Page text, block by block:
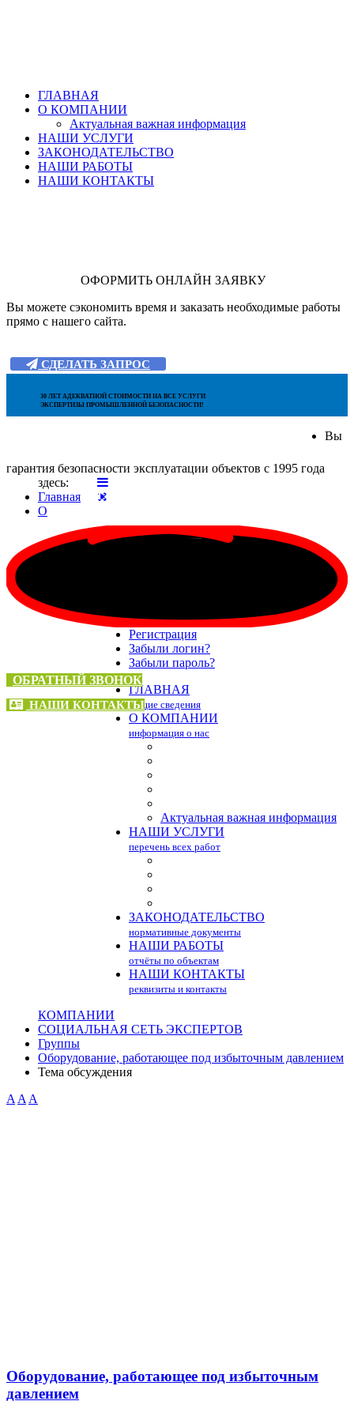
ГЛАВНАЯ
О КОМПАНИИ
Актуальная важная информация
НАШИ УСЛУГИ
ЗАКОНОДАТЕЛЬСТВО
НАШИ РАБОТЫ
НАШИ КОНТАКТЫ
ОФОРМИТЬ ОНЛАЙН ЗАЯВКУ
Вы можете сэкономить время и заказать необходимые работы
прямо с нашего сайта.
СДЕЛАТЬ ЗАПРОС
30 ЛЕТ АДЕКВАТНОЙ СТОИМОСТИ НА ВСЕ УСЛУГИ
ЭКСПЕРТИЗЫ ПРОМЫШЛЕННОЙ БЕЗОПАСНОСТИ!
НАШ ТЕЛЕФОН:
+7 (495) 136-66-04
ОБРАТНЫЙ ЗВОНОК
НАШИ КОНТАКТЫ
гарантия безопасности эксплуатации объектов с 1995 года
Регистрация
Забыли логин?
Забыли пароль?
ГЛАВНАЯ
общие сведения
О КОМПАНИИ
информация о нас
Актуальная важная информация
НАШИ УСЛУГИ
перечень всех работ
ЗАКОНОДАТЕЛЬСТВО
нормативные документы
НАШИ РАБОТЫ
отчёты по объектам
НАШИ КОНТАКТЫ
реквизиты и контакты
Вы
здесь:
Главная
О
КОМПАНИИ
СОЦИАЛЬНАЯ СЕТЬ ЭКСПЕРТОВ
Группы
Оборудование, работающее под избыточным давлением
Тема обсуждения
A A A
Оборудование, работающее под избыточным
давлением